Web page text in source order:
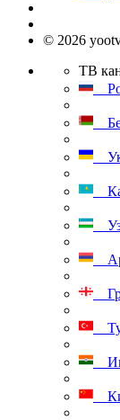
© 2026
ТВ